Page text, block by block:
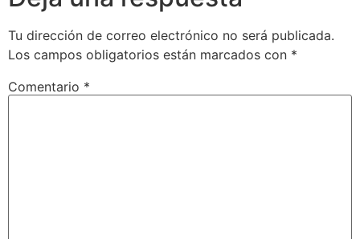
Tu dirección de correo electrónico no será publicada.
Los campos obligatorios están marcados con *
Comentario *